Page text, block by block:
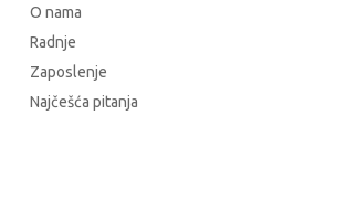
O nama
Radnje
Zaposlenje
Najčešća pitanja